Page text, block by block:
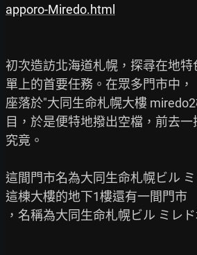
apporo-Miredo.html
初次造訪北海道札幌，探尋在地
單上的首要任務。在眾多門市中，
座落於"大同生命札幌大樓
目，於是便特地撥出空檔，前去一
究竟。
這間門市名為大同生命札幌ビル
這棟大樓的地下1樓還有一間門市
，名稱為大同生命札幌ビル ミレ